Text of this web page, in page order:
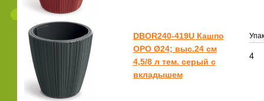
DBOR240-419U Кашпо
ОРО Ø24; выс.24 см
4,5/8 л тем. серый с
вкладышем
4